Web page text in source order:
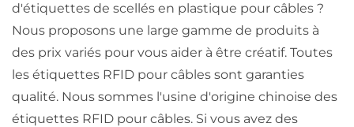
d'étiquettes de scellés en plastique pour câbles ?
Nous proposons une large gamme de produits à
des prix variés pour vous aider à être créatif. Toutes
les étiquettes RFID pour câbles sont garanties
qualité. Nous sommes l'usine d'origine chinoise des
étiquettes RFID pour câbles. Si vous avez des